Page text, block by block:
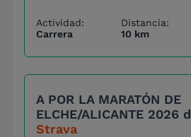
Actividad:
Carrera
Distancia:
10 km
A POR LA MARATÓN DE
ELCHE/ALICANTE 2026
Strava